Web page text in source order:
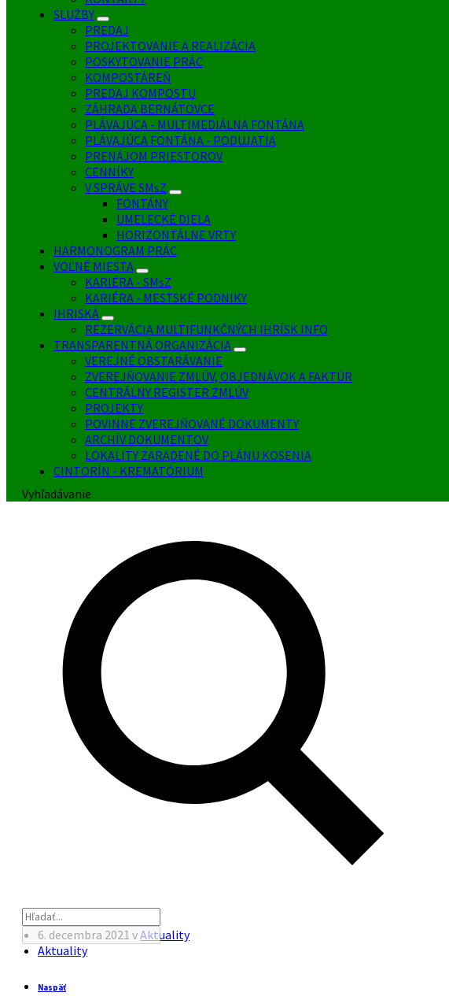
SLUŽBY
PREDAJ
PROJEKTOVANIE A REALIZÁCIA
POSKYTOVANIE PRÁC
KOMPOSTÁREŇ
PREDAJ KOMPOSTU
ZÁHRADA BERNÁTOVCE
PLÁVAJÚCA - MULTIMEDIÁLNA FONTÁNA
PLÁVAJÚCA FONTÁNA - PODUJATIA
PRENÁJOM PRIESTOROV
CENNÍKY
V SPRÁVE SMsZ
FONTÁNY
UMELECKÉ DIELA
HORIZONTÁLNE VRTY
HARMONOGRAM PRÁC
VOĽNÉ MIESTA
KARIÉRA - SMsZ
KARIÉRA - MESTSKÉ PODNIKY
IHRISKÁ
REZERVÁCIA MULTIFUNKČNÝCH IHRÍSK INFO
TRANSPARENTNÁ ORGANIZÁCIA
VEREJNÉ OBSTARÁVANIE
ZVEREJŇOVANIE ZMLÚV, OBJEDNÁVOK A FAKTÚR
CENTRÁLNY REGISTER ZMLÚV
PROJEKTY
POVINNE ZVEREJŇOVANÉ DOKUMENTY
ARCHÍV DOKUMENTOV
LOKALITY ZARADENÉ DO PLÁNU KOSENIA
CINTORÍN - KREMATÓRIUM
Vyhľadávanie
6. decembra 2021 vAktuality
Aktuality
Naspäť